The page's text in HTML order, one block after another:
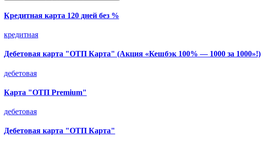
Кредитная карта 120 дней без %
кредитная
Дебетовая карта "ОТП Карта" (Акция «Кешбэк 100% — 1000 за 1000»!)
дебетовая
Карта "ОТП Premium"
дебетовая
Дебетовая карта "ОТП Карта"